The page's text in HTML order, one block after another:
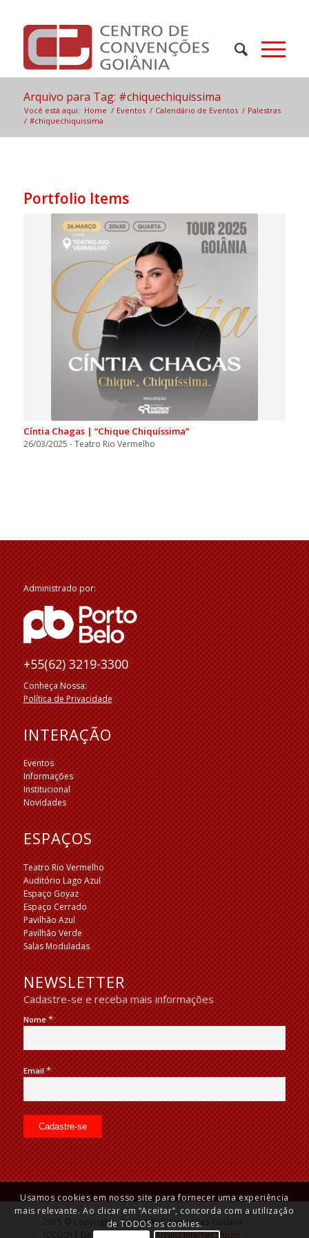
Arquivo para Tag: #chiquechiquissima
Você está aqui: Home / Eventos / Calendário de Eventos / Palestras
/ #chiquechiquissima
Portfolio Items
Cíntia Chagas | “Chique Chiquíssima”
26/03/2025 - Teatro Rio Vermelho
Administrado por:
+55(62) 3219-3300
Conheça Nossa:
Política de Privacidade
INTERAÇÃO
Eventos
Informações
Institucional
Novidades
ESPAÇOS
Teatro Rio Vermelho
Auditório Lago Azul
Espaço Goyaz
Espaço Cerrado
Pavilhão Azul
Pavilhão Verde
Salas Moduladas
NEWSLETTER
Cadastre-se e receba mais informações
Nome*
Email*
2015 © Copyright – Centro de Convenções Goiânia
(CCGO) | Desenvolvido por:Alguns Internet Studio
Usamos cookies em nosso site para fornecer uma experiência
mais relevante. Ao clicar em “Aceitar”, concorda com a utilização
de TODOS os cookies.